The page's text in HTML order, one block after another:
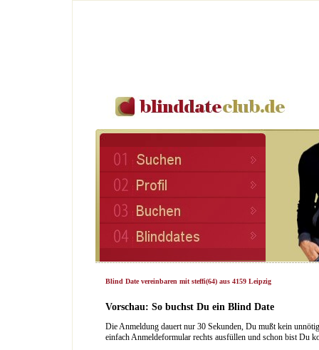
Blind Date vereinbaren mit steffi(64) aus 4159 Leipzig
Vorschau: So buchst Du ein Blind Date
Die Anmeldung dauert nur 30 Sekunden, Du mußt kein
einfach Anmeldeformular rechts ausfüllen und schon bist Du